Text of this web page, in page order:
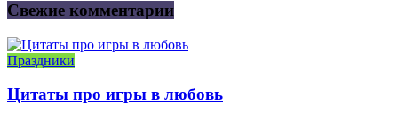
Свежие комментарии
Праздники
Цитаты про игры в любовь